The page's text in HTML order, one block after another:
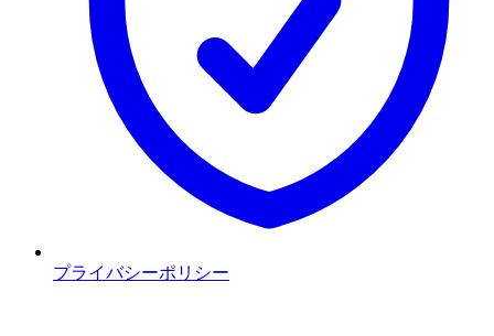
プライバシーポリシー